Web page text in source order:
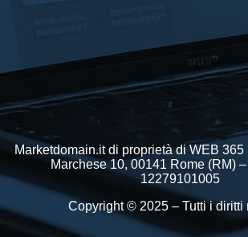
Marketdomain.it di proprietà di WEB
Marchese 10, 00141 Rome (RM)
12279101005
Copyright © 2025 – Tutti i diritti